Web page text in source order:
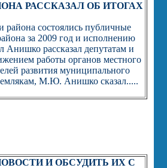
РАССКАЗАЛ ОБ ИТОГАХ
района состоялись публичные
за 2009 год и исполнению
Анишко рассказал депутатам и
работы органов местного
развития муниципального
М.Ю. Анишко сказал.....
И ОБСУДИТЬ ИХ С